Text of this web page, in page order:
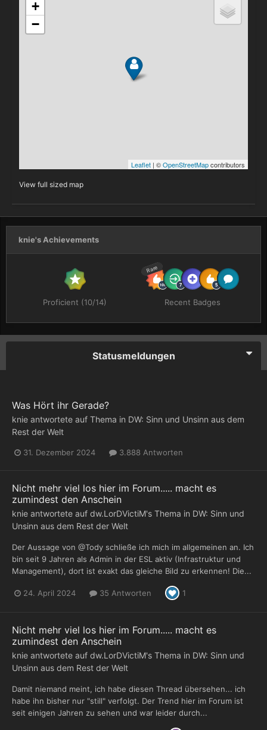
View full sized map
knie's Achievements
Proficient (10/14)
Rare
Recent Badges
Statusmeldungen
Was Hört ihr Gerade?
knie antwortete auf Thema in DW: Sinn und Unsinn aus dem
Rest der Welt
31. Dezember 2024 3.888 Antworten
Nicht mehr viel los hier im Forum..... macht es
zumindest den Anschein
knie antwortete auf dw.LorDVictiM's Thema in DW: Sinn und
Unsinn aus dem Rest der Welt
Der Aussage von @Tody schließe ich mich im allgemeinen an. Ich
bin seit 9 Jahren als Admin in der ESL aktiv (Infrastruktur und
Management), dort ist exakt das gleiche Bild zu erkennen! Die...
24. April 2024 35 Antworten 1
Nicht mehr viel los hier im Forum..... macht es
zumindest den Anschein
knie antwortete auf dw.LorDVictiM's Thema in DW: Sinn und
Unsinn aus dem Rest der Welt
Damit niemand meint, ich habe diesen Thread übersehen... ich
habe ihn bisher nur "still" verfolgt. Der Trend hier im Forum ist
seit einigen Jahren zu sehen und war leider durch...